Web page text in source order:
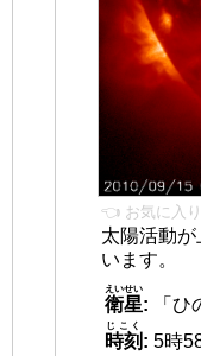
👈 お気に入
太陽活動
います。
衛星
えいせい
:
「ひ
時刻
じこく
: 5時